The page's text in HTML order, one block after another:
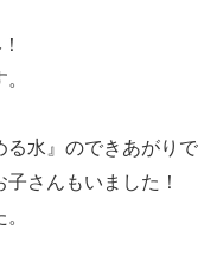
水』のできあがり
さんもいました！